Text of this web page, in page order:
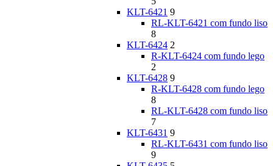
KLT-6421 9
RL-KLT-6421 com fundo liso
8
KLT-6424 2
R-KLT-6424 com fundo lego
2
KLT-6428 9
R-KLT-6428 com fundo lego
8
RL-KLT-6428 com fundo liso
7
KLT-6431 9
RL-KLT-6431 com fundo liso
9